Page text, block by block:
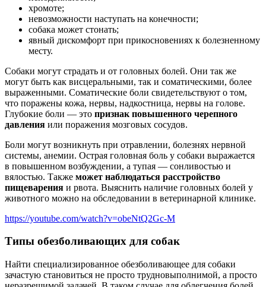
хромоте;
невозможности наступать на конечности;
собака может стонать;
явный дискомфорт при прикосновениях к болезненному
месту.
Собаки могут страдать и от головных болей. Они так же
могут быть как висцеральными, так и соматическими, более
выраженными. Соматические боли свидетельствуют о том,
что поражены кожа, нервы, надкостница, нервы на голове.
Глубокие боли — это признак повышенного черепного
давления или поражения мозговых сосудов.
Боли могут возникнуть при отравлении, болезнях нервной
системы, анемии. Острая головная боль у собаки выражается
в повышенном возбуждении, а тупая — сонливостью и
вялостью. Также может наблюдаться расстройство
пищеварения и рвота. Выяснить наличие головных болей у
животного можно на обследовании в ветеринарной клинике.
https://youtube.com/watch?v=obeNtQ2Gc-M
Типы обезболивающих для собак
Найти специализированное обезболивающее для собаки
зачастую становиться не просто трудновыполнимой, а просто